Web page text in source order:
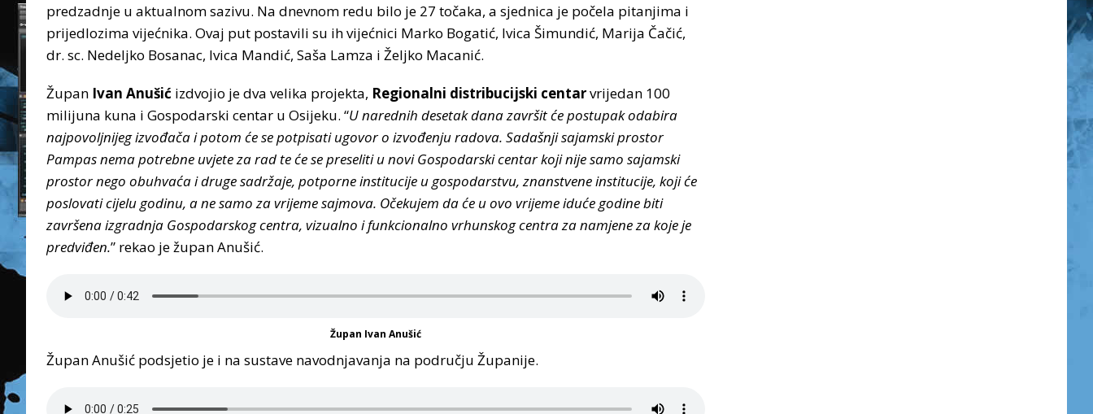
predzadnje u aktualnom sazivu. Na dnevnom redu bilo je 27 točaka, a sjednica je počela pitanjima i
prijedlozima vijećnika. Ovaj put postavili su ih vijećnici Marko Bogatić, Ivica Šimundić, Marija Čačić,
dr. sc. Nedeljko Bosanac, Ivica Mandić, Saša Lamza i Željko Macanić.
Župan Ivan Anušić izdvojio je dva velika projekta, Regionalni distribucijski centarvrijedan 100
milijuna kuna i Gospodarski centar u Osijeku. “U narednih desetak dana završit će postupak odabira
najpovoljnijeg izvođača i potom će se potpisati ugovor o izvođenju radova. Sadašnji sajamski prostor
Pampas nema potrebne uvjete za rad te će se preseliti u novi Gospodarski centar koji nije samo sajamski
prostor nego obuhvaća i druge sadržaje, potporne institucije u gospodarstvu, znanstvene institucije, koji će
poslovati cijelu godinu, a ne samo za vrijeme sajmova. Očekujem da će u ovo vrijeme iduće godine biti
završena izgradnja Gospodarskog centra, vizualno i funkcionalno vrhunskog centra za namjene za koje je
predviđen.” rekao je župan Anušić.
Župan Ivan Anušić
Župan Anušić podsjetio je i na sustave navodnjavanja na području Županije.